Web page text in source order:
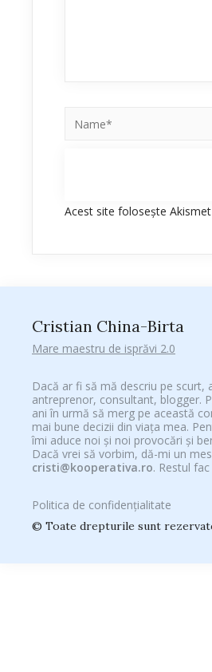
Acest site folosește
Cristian China-Birta
Mare maestru de isprăvi 2.0
Dacă ar fi să mă descriu pe scurt,
antreprenor, consultant, blogger.
ani în urmă să merg pe această
mai bune decizii din viața mea.
îmi aduce noi și noi provocări și
Dacă vrei să vorbim, dă-mi un
cristi@kooperativa.ro. Restul
Politica de confidențialitate
© Toate drepturile sunt